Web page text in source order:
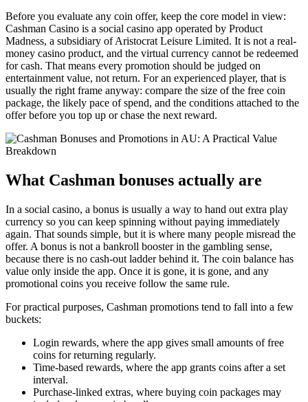
Before you evaluate any coin offer, keep the core model in view:
Cashman Casino is a social casino app operated by Product
Madness, a subsidiary of Aristocrat Leisure Limited. It is not a real-
money casino product, and the virtual currency cannot be redeemed
for cash. That means every promotion should be judged on
entertainment value, not return. For an experienced player, that is
usually the right frame anyway: compare the size of the free coin
package, the likely pace of spend, and the conditions attached to the
offer before you top up or chase the next reward.
What Cashman bonuses actually are
In a social casino, a bonus is usually a way to hand out extra play
currency so you can keep spinning without paying immediately
again. That sounds simple, but it is where many people misread the
offer. A bonus is not a bankroll booster in the gambling sense,
because there is no cash-out ladder behind it. The coin balance has
value only inside the app. Once it is gone, it is gone, and any
promotional coins you receive follow the same rule.
For practical purposes, Cashman promotions tend to fall into a few
buckets:
Login rewards, where the app gives small amounts of free
coins for returning regularly.
Time-based rewards, where the app grants coins after a set
interval.
Purchase-linked extras, where buying coin packages may